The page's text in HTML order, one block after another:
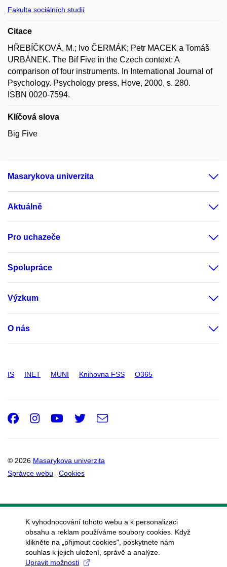
Fakulta sociálních studií
Citace
HŘEBÍČKOVÁ, M.; Ivo ČERMÁK; Petr MACEK a Tomáš
URBÁNEK. The Bif Five in the Czech context: A
comparison of four instruments. In International Journal of
Psychology. Psychology press, Hove, 2000, s. 280.
ISBN 0020-7594.
Klíčová slova
Big Five
Masarykova univerzita
Aktuálně
Pro uchazeče
Spolupráce
Výzkum
O nás
IS INET MUNI Knihovna FSS O365
© 2026 Masarykova univerzita
Správce webu
Cookies
Facebook
Instagram
Youtube
Twitter
e-
K vyhodnocování tohoto webu a k personalizaci
obsahu a reklam používáme soubory cookies. Když
klikněte na „přijmout cookies", poskytnete nám
souhlas k jejich uložení, správě a analýze.
Upravit možnosti